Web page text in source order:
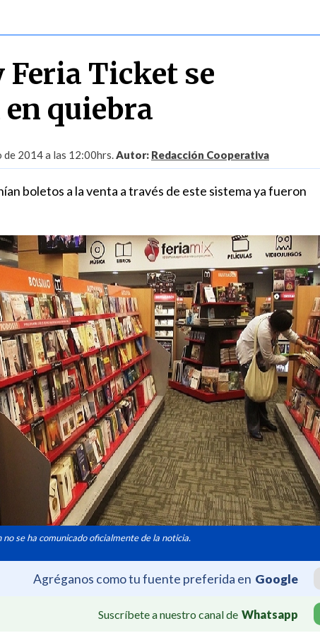
Ticket se
quiebra
de 2014 a las 12:00hrs.Autor: Redacción Cooperativa
boletos a la venta a través de este sistema ya fueron
se ha comunicado oficialmente de la noticia.
Agréganos como tu fuente preferida en Google
Suscríbete a nuestro canal de Whatsapp